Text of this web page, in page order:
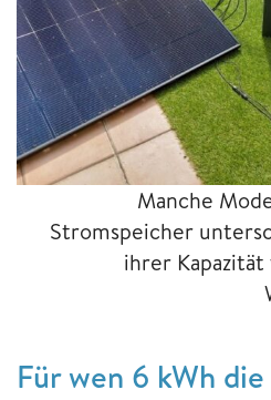
Manche
Stromspeicher
ihrer
Für wen 6 kWh